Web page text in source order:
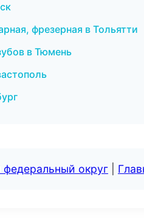
фрезерная в Тольятти
в Тюмень
округ